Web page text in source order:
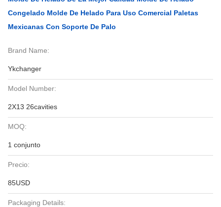
Congelado Molde De Helado Para Uso Comercial Paletas
Mexicanas Con Soporte De Palo
Brand Name:
Ykchanger
Model Number:
2X13 26cavities
MOQ:
1 conjunto
Precio:
85USD
Packaging Details: